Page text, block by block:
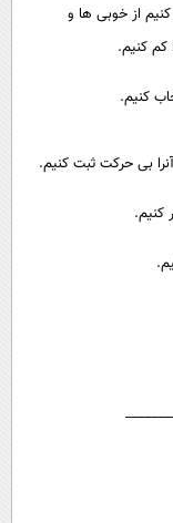
کنیم از خوبی ها و
کنیم.
بی حرکت ثبت کنیم.
کنیم.